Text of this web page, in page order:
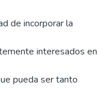
de incorporar la
interesados en
pueda ser tanto